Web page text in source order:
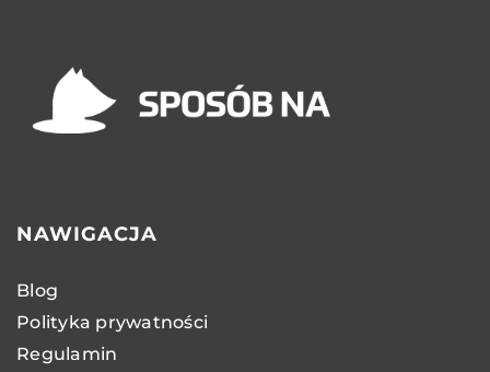
NAWIGACJA
Blog
Polityka prywatności
Regulamin